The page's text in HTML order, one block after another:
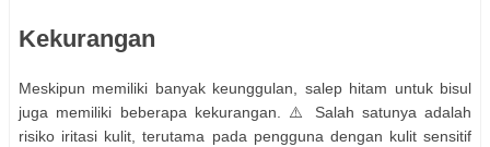
Kekurangan
Meskipun memiliki banyak keunggulan, salep hitam untuk bisul
juga memiliki beberapa kekurangan. ⚠️ Salah satunya adalah
risiko iritasi kulit, terutama pada pengguna dengan kulit sensitif